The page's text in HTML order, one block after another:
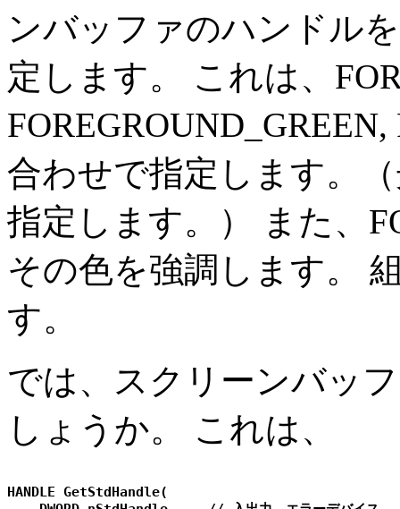
ンバッファのハンドル
定します。 これは、
合わせで指定します。
指定します。） また、
その色を強調します。
す。
では、スクリーンバッ
しょうか。 これは、
HANDLE GetStdHandle(